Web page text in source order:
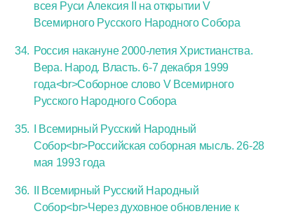
всея Руси Алексия II на открытии V
Всемирного Русского Народного Собора
Россия накануне 2000-летия Христианства.
Вера. Народ. Власть. 6-7 декабря 1999
года<br>Соборное слово V Всемирного
Русского Народного Собора
I Всемирный Русский Народный
Собор<br>Российская соборная мысль. 26-28
мая 1993 года
II Всемирный Русский Народный
Собор<br>Через духовное обновление к